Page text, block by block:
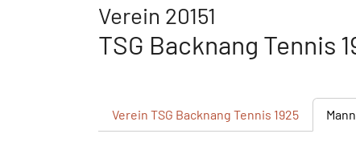
Verein 20151
TSG Backnang Tennis
Verein TSG Backnang Tennis 1925